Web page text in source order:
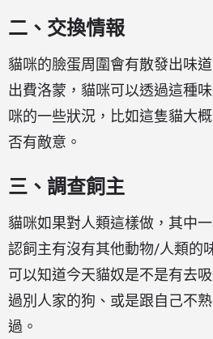
二、交換情報
貓咪的臉蛋周圍會有散發出味
出費洛蒙，貓咪可以透過這種
咪的一些狀況，比如這隻貓大
否有敵意。
三、調查飼主
貓咪如果對人類這樣做，其中
認飼主有沒有其他動物/人類的
可以知道今天貓奴是不是有去
過別人家的狗、或是跟自己不
過。